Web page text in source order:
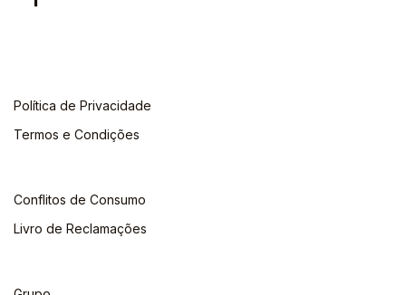
Política de Privacidade
Termos e Condições
Conflitos de Consumo
Livro de Reclamações